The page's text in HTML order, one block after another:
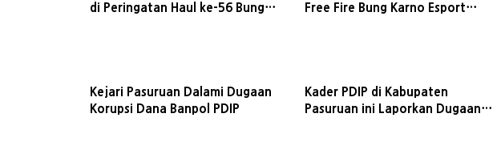
di Peringatan Haul ke-56 Bung
Free Fire Bung Karno Esport
Kejari Pasuruan Dalami Dugaan
Korupsi Dana Banpol PDIP
Kader PDIP di Kabupaten
Pasuruan ini Laporkan Dugaan